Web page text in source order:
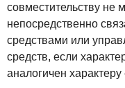
совместительству не
непосредственно
средствами или
средств, если
аналогичен